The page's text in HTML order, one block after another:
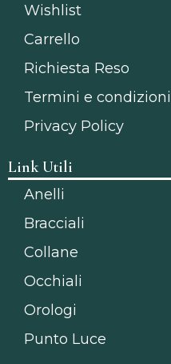
Wishlist
Carrello
Richiesta Reso
Termini e condizioni
Privacy Policy
Link Utili
Anelli
Bracciali
Collane
Occhiali
Orologi
Punto Luce